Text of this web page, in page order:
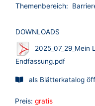
Themenbereich:
DOWNLOADS
2025_07_29_Mein
Endfassung.pdf
als Blätterkatalog
Preis: gratis